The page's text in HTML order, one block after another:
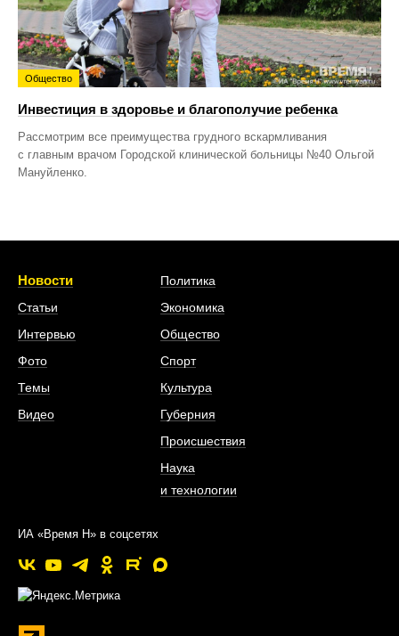
Общество
Инвестиция в здоровье и благополучие ребенка
Рассмотрим все преимущества грудного вскармливания
с главным врачом Городской клинической больницы №40 Ольгой
Мануйленко.
Новости
Статьи
Интервью
Фото
Темы
Видео
Политика
Экономика
Общество
Спорт
Культура
Губерния
Происшествия
Наука
и технологии
ИА «Время Н» в соцсетях